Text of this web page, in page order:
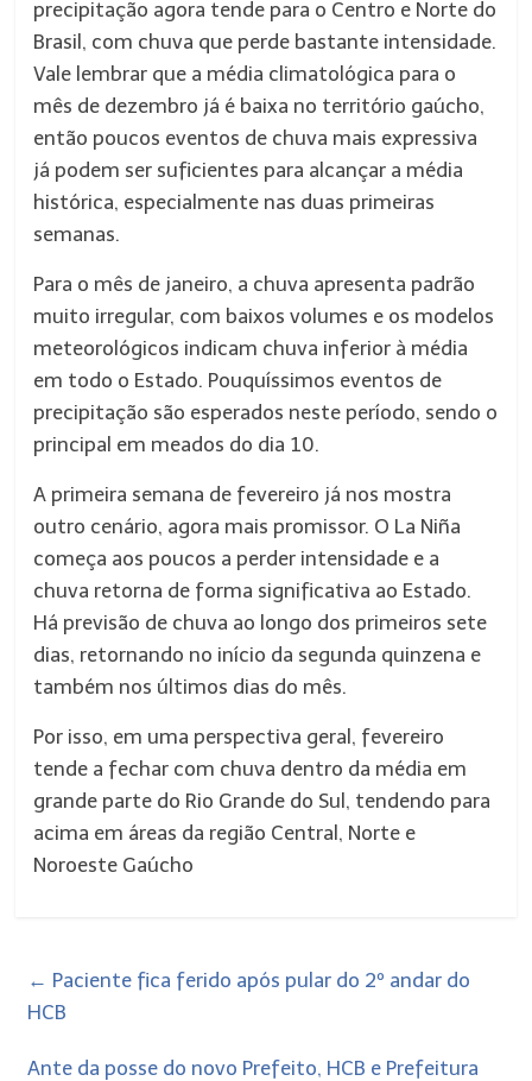
precipitação agora tende para o Centro e Norte do
Brasil, com chuva que perde bastante intensidade.
Vale lembrar que a média climatológica para o
mês de dezembro já é baixa no território gaúcho,
então poucos eventos de chuva mais expressiva
já podem ser suficientes para alcançar a média
histórica, especialmente nas duas primeiras
semanas.
Para o mês de janeiro, a chuva apresenta padrão
muito irregular, com baixos volumes e os modelos
meteorológicos indicam chuva inferior à média
em todo o Estado. Pouquíssimos eventos de
precipitação são esperados neste período, sendo o
principal em meados do dia 10.
A primeira semana de fevereiro já nos mostra
outro cenário, agora mais promissor. O La Niña
começa aos poucos a perder intensidade e a
chuva retorna de forma significativa ao Estado.
Há previsão de chuva ao longo dos primeiros sete
dias, retornando no início da segunda quinzena e
também nos últimos dias do mês.
Por isso, em uma perspectiva geral, fevereiro
tende a fechar com chuva dentro da média em
grande parte do Rio Grande do Sul, tendendo para
acima em áreas da região Central, Norte e
Noroeste Gaúcho
← Paciente fica ferido após pular do 2º andar do
HCB
Ante da posse do novo Prefeito, HCB e Prefeitura